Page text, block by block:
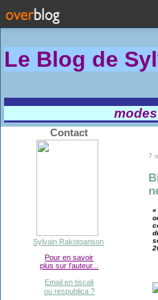
Le Blog de
Contact
Sylvain Rakotoarison
Pour en savoir
plus sur l'auteur...
Email en tiscali
ou respublica ?
7
«